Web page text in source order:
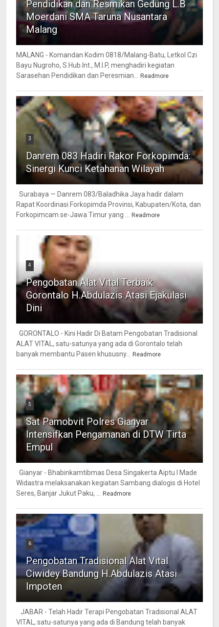
Pendidikan dan Resmikan Gedung L.B
Moerdani SMA Taruna Nusantara
Malang
MALANG - Komandan Kodim 0818/Malang-Batu, Letkol Czi
Bayu Nugroho, S.Hub.Int., M.I.P, menghadiri kegiatan
Sarasehan Pendidikan dan Peresmian...
Readmore
3
Danrem 083 Hadiri Rakor Forkopimda:
Sinergi Kunci Ketahanan Wilayah
Surabaya — Danrem 083/Baladhika Jaya hadir dalam
Rapat Koordinasi Forkopimda Provinsi, Kabupaten/Kota, dan
Forkopimcam se-Jawa Timur yang ...
Readmore
4
Pengobatan Alat Vital Terbaik
Gorontalo H.Abdulazis Atasi Ejakulasi
Dini
GORONTALO - Kini Hadir Di Batam Pengobatan Tradisional
ALAT VITAL, satu-satunya yang ada di Gorontalo telah
banyak membantu Pasen khususny...
Readmore
5
Sat Pamobvit Polres Gianyar
Intensifkan Pengamanan di DTW Tirta
Empul
Gianyar - Bhabinkamtibmas Desa Singakerta Aiptu I Made
Widastra melaksanakan kegiatan Sambang dialogis di Hotel
Seres, Banjar Jukut Paku, ...
Readmore
6
Pengobatan Tradisional Alat Vital
Ciwidey Bandung H.Abdulazis Atasi
Impoten
JABAR - Telah Hadir Terapi Pengobatan Tradisional ALAT
VITAL, satu-satunya yang ada di Bandung telah banyak